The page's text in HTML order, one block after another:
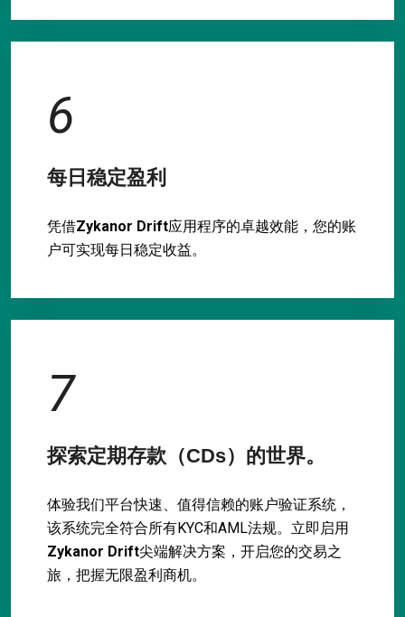
6
每日稳定盈利
凭借Zykanor Drift应用程序的卓越效能，您的账
户可实现每日稳定收益。
7
探索定期存款（CDs）的世界。
体验我们平台快速、值得信赖的账户验证系统，
该系统完全符合所有KYC和AML法规。立即启用
Zykanor Drift尖端解决方案，开启您的交易之
旅，把握无限盈利商机。